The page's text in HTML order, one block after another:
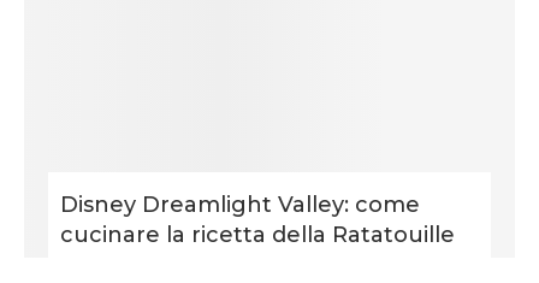
Disney Dreamlight Valley: come
cucinare la ricetta della Ratatouille